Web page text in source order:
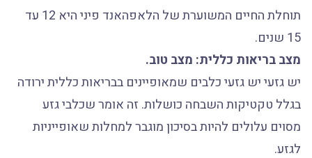
תוחלת החיים המשוערת של הלאפהאנד פיני היא 12 עד
15 שנים.
מצב בריאות כללית: מצב טוב.
יש גזעי יש גזעי כלבים שמאופיינים בבריאות כללית ירודה
בגלל טקטיקות השבחה כושלות. זה אומר שכלבי גזע
מסוים עלולים להיות בסיכון מוגבר למחלות שאופייניות
לגזע.